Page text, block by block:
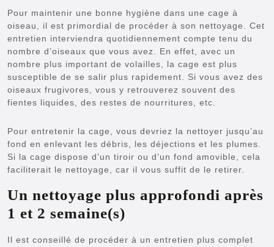
Pour maintenir une bonne hygiène dans une cage à
oiseau, il est primordial de procéder à son nettoyage. Cet
entretien interviendra quotidiennement compte tenu du
nombre d’oiseaux que vous avez. En effet, avec un
nombre plus important de volailles, la cage est plus
susceptible de se salir plus rapidement. Si vous avez des
oiseaux frugivores, vous y retrouverez souvent des
fientes liquides, des restes de nourritures, etc.
Pour entretenir la cage, vous devriez la nettoyer jusqu’au
fond en enlevant les débris, les déjections et les plumes.
Si la cage dispose d’un tiroir ou d’un fond amovible, cela
faciliterait le nettoyage, car il vous suffit de le retirer.
Un nettoyage plus approfondi après
1 et 2 semaine(s)
Il est conseillé de procéder à un entretien plus complet